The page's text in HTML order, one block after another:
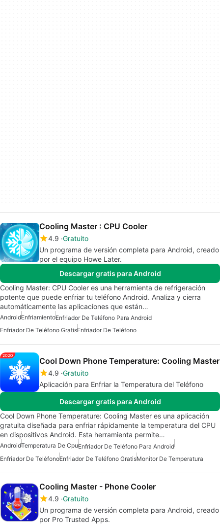
Cooling Master : CPU Cooler
4.9 Gratuito
Un programa de versión completa para Android, creado
por el equipo Howe Later.
Descargar gratis para Android
Cooling Master: CPU Cooler es una herramienta de refrigeración
potente que puede enfriar tu teléfono Android. Analiza y cierra
automáticamente las aplicaciones que están…
AndroidEnfriamientoEnfriador De Teléfono Para Android
Enfriador De Teléfono GratisEnfriador De Teléfono
Cool Down Phone Temperature: Cooling Master
4.9 Gratuito
Aplicación para Enfriar la Temperatura del Teléfono
Descargar gratis para Android
Cool Down Phone Temperature: Cooling Master es una aplicación
gratuita diseñada para enfriar rápidamente la temperatura del CPU
en dispositivos Android. Esta herramienta permite…
AndroidTemperatura De CpuEnfriador De Teléfono Para Android
Enfriador De TeléfonoEnfriador De Teléfono GratisMonitor De Temperatura
Cooling Master - Phone Cooler
4.9 Gratuito
Un programa de versión completa para Android, creado
por Pro Trusted Apps.